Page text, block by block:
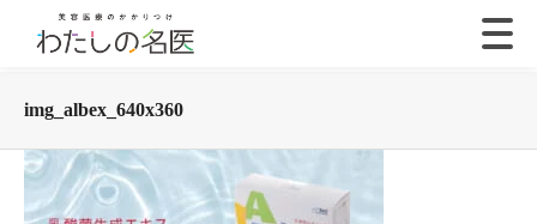
img_albex_640x360